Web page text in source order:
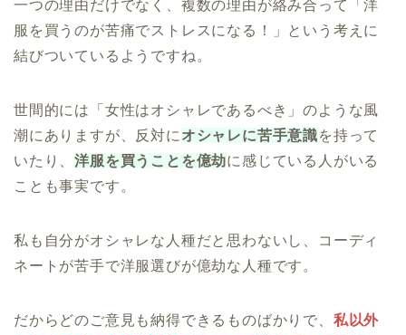
一つの理由だけでなく、複数の理由が絡み合って「洋
服を買うのが苦痛でストレスになる！」という考えに
結びついているようですね。
世間的には「女性はオシャレであるべき」のような風
潮にありますが、反対に オシャレに苦手意識を持って
いたり、洋服を買うことを億劫に感じている人がいる
ことも事実です。
私も自分がオシャレな人種だと思わないし、コーディ
ネートが苦手で洋服選びが億劫な人種です。
だからどのご意見も納得できるものばかりで、 私以外